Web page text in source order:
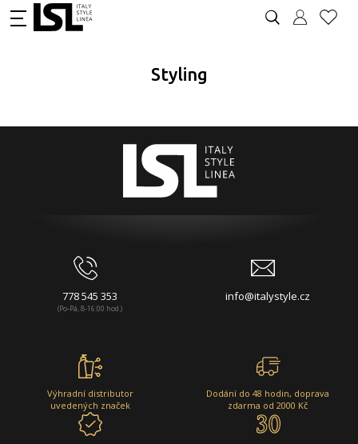
Styling
778 545 353
(Po-Pá, 8-16:00 hod.)
info@italystyle.cz
Výhradní distributor
uvedených značek
Dodání do 48 hodin, doprava
zdarma od 2000 Kč